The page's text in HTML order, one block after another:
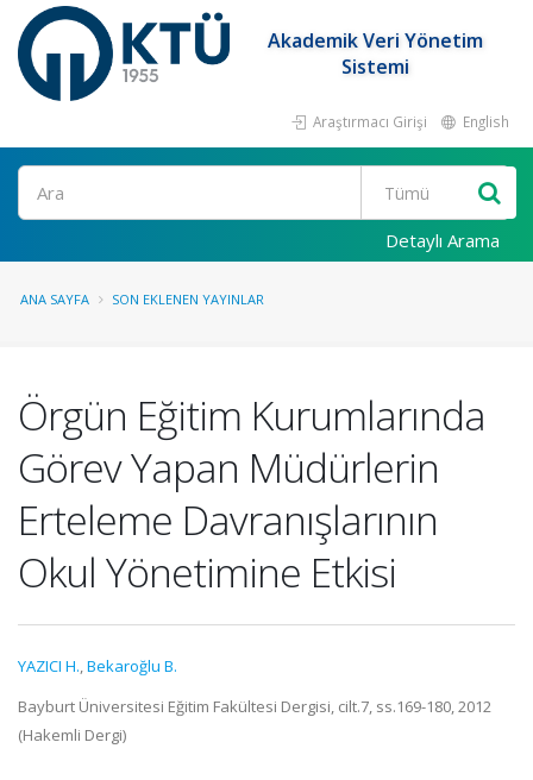
Akademik Veri Yönetim
Sistemi
Araştırmacı Girişi English
Ara
Detaylı Arama
ANA SAYFA SON EKLENEN YAYINLAR
Örgün Eğitim Kurumlarında
Görev Yapan Müdürlerin
Erteleme Davranışlarının
Okul Yönetimine Etkisi
YAZICI H.,Bekaroğlu B.
Bayburt Üniversitesi Eğitim Fakültesi Dergisi, cilt.7, ss.169-180, 2012
(Hakemli Dergi)